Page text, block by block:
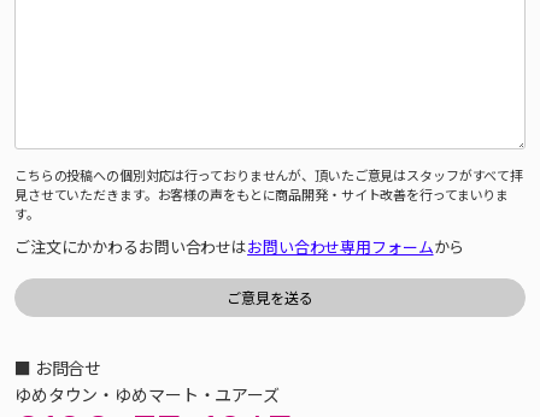
こちらの投稿への個別対応は行っておりませんが、頂いたご意見はスタッフがすべて拝
見させていただきます。お客様の声をもとに商品開発・サイト改善を行ってまいりま
す。
ご注文にかかわるお問い合わせはお問い合わせ専用フォームから
■ お問合せ
ゆめタウン・ゆめマート・ユアーズ